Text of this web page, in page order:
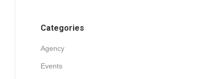
Categories
Agency
Events